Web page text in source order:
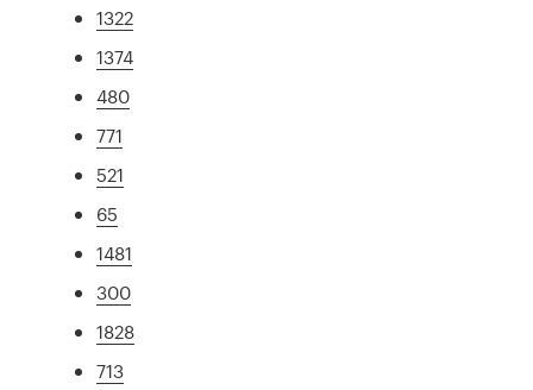
1322
1374
480
771
521
65
1481
300
1828
713